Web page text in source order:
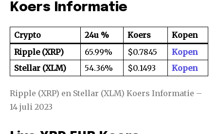
Koers Informatie
Crypto 24u % Koers
Kopen
Ripple (XRP)
65.99% $0.7845
Kopen
Stellar (XLM)
54.36% $0.1493 Kopen
Ripple (XRP) en Stellar (XLM) Koers Informatie –
14 juli 2023